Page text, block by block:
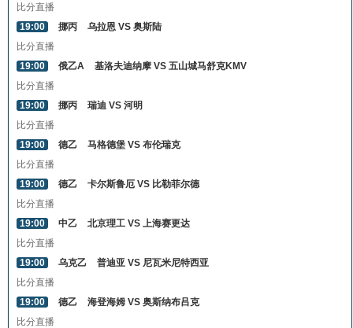
比分直播
19:00
挪丙
乌拉恩 VS 奥斯陆
比分直播
19:00
俄乙A
基洛夫迪纳摩 VS 五山城马舒克KMV
比分直播
19:00
挪丙
瑞迪 VS 河明
比分直播
19:00
德乙
马格德堡 VS 布伦瑞克
比分直播
19:00
德乙
卡尔斯鲁厄 VS 比勒菲尔德
比分直播
19:00
中乙
北京理工 VS 上海赛更达
比分直播
19:00
乌克乙
普迪亚 VS 尼瓦米尼特西亚
比分直播
19:00
德乙
海登海姆 VS 奥斯纳布吕克
比分直播